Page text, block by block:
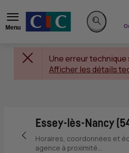
Menu
Rechercher
Une erreur
Afficher les détails
Retour vers la page précédente
Essey-lès-Nancy
Horaires, coordonnées et
agence à proximité...